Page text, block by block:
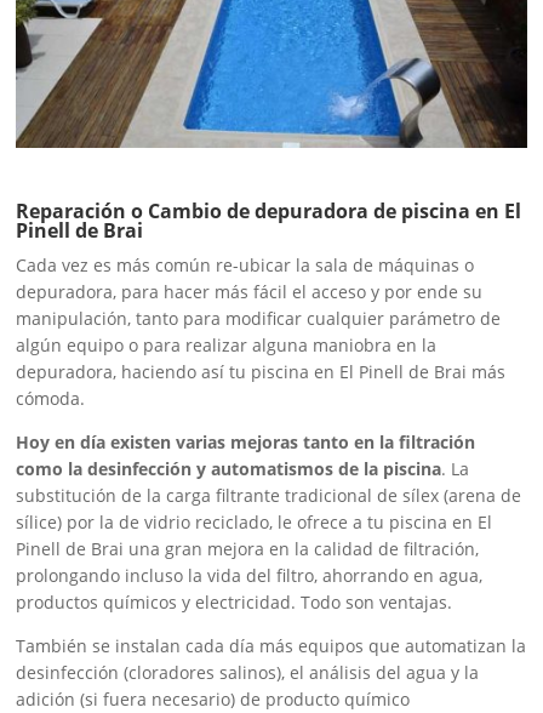
Reparación o Cambio de depuradora de piscina en El
Pinell de Brai
Cada vez es más común re-ubicar la sala de máquinas o
depuradora, para hacer más fácil el acceso y por ende su
manipulación, tanto para modificar cualquier parámetro de
algún equipo o para realizar alguna maniobra en la
depuradora, haciendo así tu piscina en El Pinell de Brai más
cómoda.
Hoy en día existen varias mejoras tanto en la filtración
como la desinfección y automatismos de la piscina. La
substitución de la carga filtrante tradicional de sílex (arena de
sílice) por la de vidrio reciclado, le ofrece a tu piscina en El
Pinell de Brai una gran mejora en la calidad de filtración,
prolongando incluso la vida del filtro, ahorrando en agua,
productos químicos y electricidad. Todo son ventajas.
También se instalan cada día más equipos que automatizan la
desinfección (cloradores salinos), el análisis del agua y la
adición (si fuera necesario) de producto químico